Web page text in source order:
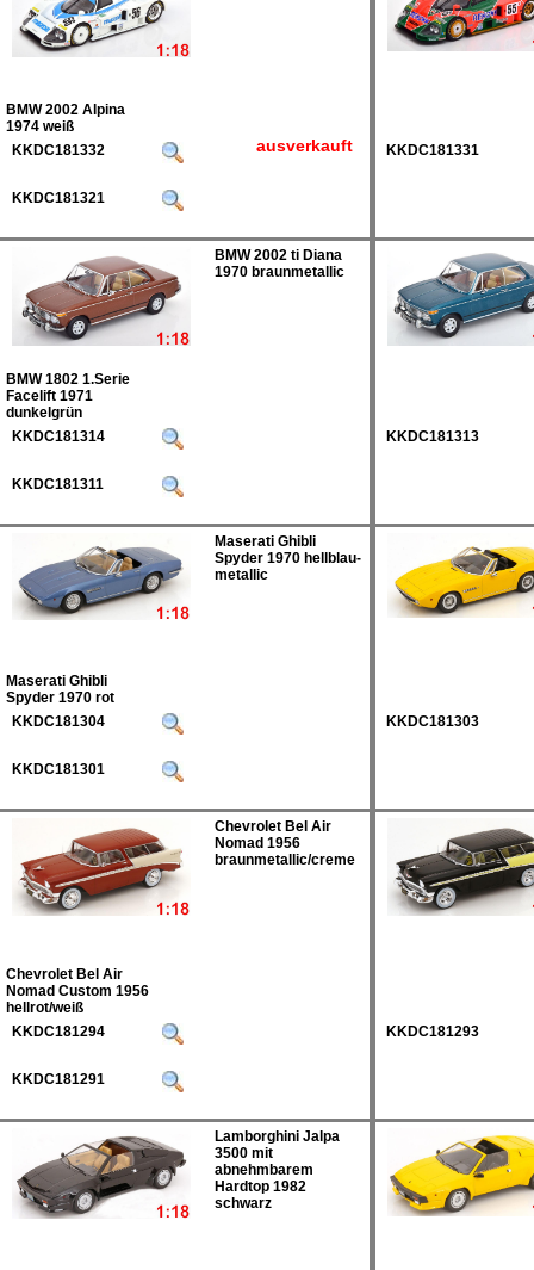
BMW 2002 Alpina
1974 weiß
KKDC181332
ausverkauft KKDC181331
KKDC181321
BMW 2002 ti Diana
1970 braunmetallic
BMW 1802 1.Serie
Facelift 1971
dunkelgrün
KKDC181314
KKDC181313
KKDC181311
Maserati Ghibli
Spyder 1970 hellblau-
metallic
Maserati Ghibli
Spyder 1970 rot
KKDC181304
KKDC181303
KKDC181301
Chevrolet Bel Air
Nomad 1956
braunmetallic/creme
Chevrolet Bel Air
Nomad Custom 1956
hellrot/weiß
KKDC181294
KKDC181293
KKDC181291
Lamborghini Jalpa
3500 mit
abnehmbarem
Hardtop 1982
schwarz